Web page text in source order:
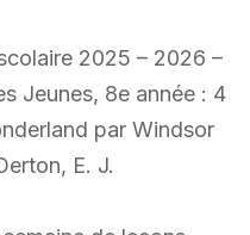
2025 – 2026 –
Jeunes, 8e année : 4
par Windsor
E. J.